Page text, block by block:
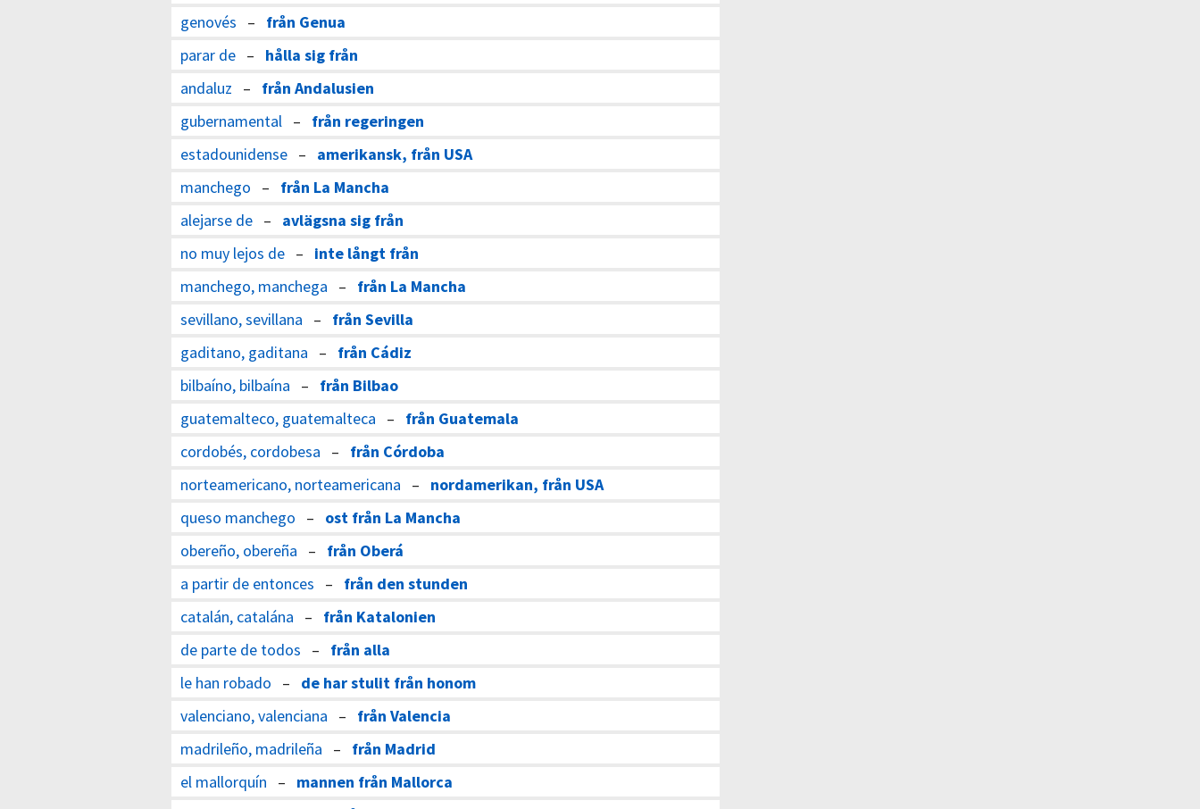
genovés – från Genua
parar de – hålla sig från
andaluz – från Andalusien
gubernamental – från regeringen
estadounidense – amerikansk, från USA
manchego – från La Mancha
alejarse de – avlägsna sig från
no muy lejos de – inte långt från
manchego, manchega – från La Mancha
sevillano, sevillana – från Sevilla
gaditano, gaditana – från Cádiz
bilbaíno, bilbaína – från Bilbao
guatemalteco, guatemalteca – från Guatemala
cordobés, cordobesa – från Córdoba
norteamericano, norteamericana – nordamerikan, från USA
queso manchego – ost från La Mancha
obereño, obereña – från Oberá
a partir de entonces – från den stunden
catalán, catalána – från Katalonien
de parte de todos – från alla
le han robado – de har stulit från honom
valenciano, valenciana – från Valencia
madrileño, madrileña – från Madrid
el mallorquín – mannen från Mallorca